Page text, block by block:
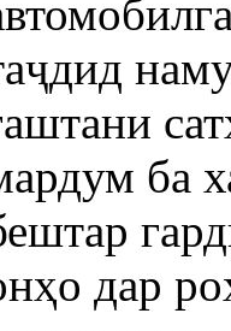
ба
дар